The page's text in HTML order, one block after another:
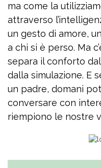
ma come la
attraverso
un gesto di amore,
a chi si è perso. Ma
separa il conforto
dalla simulazione. E
un padre, domani
conversare con
riempiono le nostre